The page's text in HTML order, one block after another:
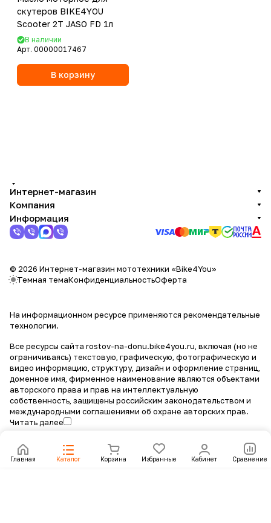
скутеров BIKE4YOU
Scooter 2T JASO FD 1л
В наличии
Арт. 00000017467
В корзину
Главная Каталог Корзина Избранные Кабинет Сравнение
Интернет-магазин
Компания
Информация
© 2026 Интернет-магазин мототехники «Bike4You»
Темная темаКонфиденциальностьОферта
На информационном ресурсе применяются рекомендательные
технологии.
Все ресурсы сайта rostov-na-donu.bike4you.ru, включая (но не
ограничиваясь) текстовую, графическую, фотографическую и
видео информацию, структуру, дизайн и оформление страниц,
доменное имя, фирменное наименование являются объектами
авторского права и прав на интеллектуальную
собственность, защищены российским законодательством и
международными соглашениями об охране авторских прав.
Читать далее